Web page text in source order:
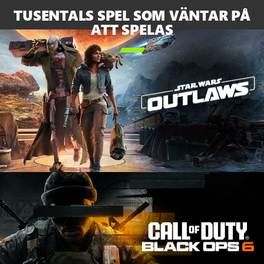
TUSENTALS SPEL SOM VÄNTAR PÅ
ATT SPELAS
